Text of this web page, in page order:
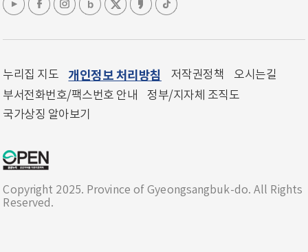
누리집 지도 개인정보 처리방침 저작권정책
오시는길
부서전화번호/팩스번호 안내
정부/지자체 조직도
국가상징 알아보기
Copyright 2025. Province of Gyeongsangbuk-do. All Rights
Reserved.